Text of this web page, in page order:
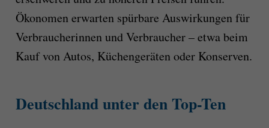
Ökonomen erwarten spürbare Auswirkungen für
Verbraucherinnen und Verbraucher – etwa beim
Kauf von Autos, Küchengeräten oder Konserven.
Deutschland unter den Top-Ten